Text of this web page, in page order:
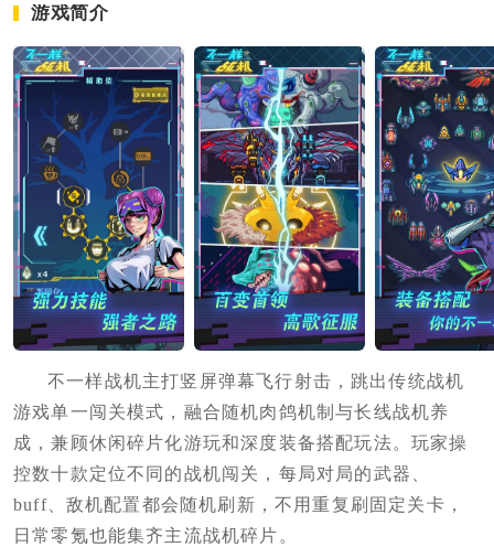
游戏简介
不一样战机主打竖屏弹幕飞行射击，跳出传统战机
游戏单一闯关模式，融合随机肉鸽机制与长线战机养
成，兼顾休闲碎片化游玩和深度装备搭配玩法。玩家操
控数十款定位不同的战机闯关，每局对局的武器、
buff、敌机配置都会随机刷新，不用重复刷固定关卡，
日常零氪也能集齐主流战机碎片。